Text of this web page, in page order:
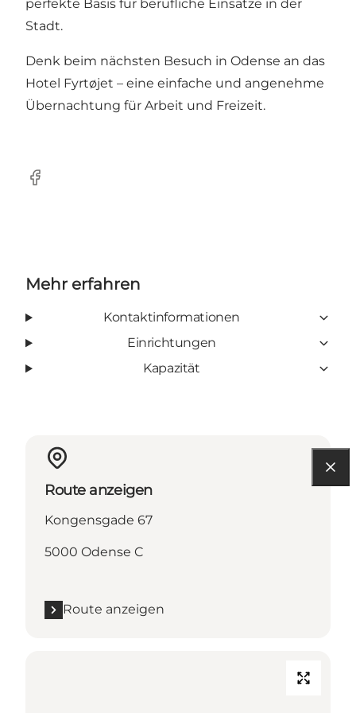
perfekte Basis für berufliche Einsätze in der
Stadt.
Denk beim nächsten Besuch in Odense an das
Hotel Fyrtøjet – eine einfache und angenehme
Übernachtung für Arbeit und Freizeit.
Facebook
Mehr erfahren
Kontaktinformationen
Einrichtungen
Kapazität
Route anzeigen
Kongensgade 67
5000 Odense C
Route anzeigen